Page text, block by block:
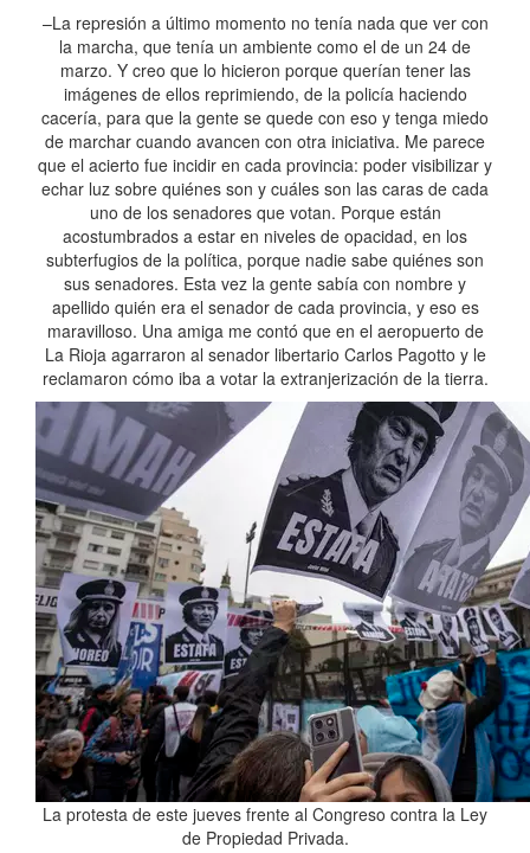
–La represión a último momento no tenía nada que ver con
la marcha, que tenía un ambiente como el de un 24 de
marzo. Y creo que lo hicieron porque querían tener las
imágenes de ellos reprimiendo, de la policía haciendo
cacería, para que la gente se quede con eso y tenga miedo
de marchar cuando avancen con otra iniciativa. Me parece
que el acierto fue incidir en cada provincia: poder visibilizar y
echar luz sobre quiénes son y cuáles son las caras de cada
uno de los senadores que votan. Porque están
acostumbrados a estar en niveles de opacidad, en los
subterfugios de la política, porque nadie sabe quiénes son
sus senadores. Esta vez la gente sabía con nombre y
apellido quién era el senador de cada provincia, y eso es
maravilloso. Una amiga me contó que en el aeropuerto de
La Rioja agarraron al senador libertario Carlos Pagotto y le
reclamaron cómo iba a votar la extranjerización de la tierra.
La protesta de este jueves frente al Congreso contra la Ley
de Propiedad Privada.